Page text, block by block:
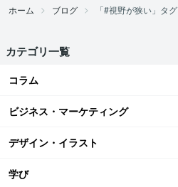
ホーム ブログ 「#視野が狭い」タグ
カテゴリ一覧
コラム
ビジネス・マーケティング
デザイン・イラスト
学び